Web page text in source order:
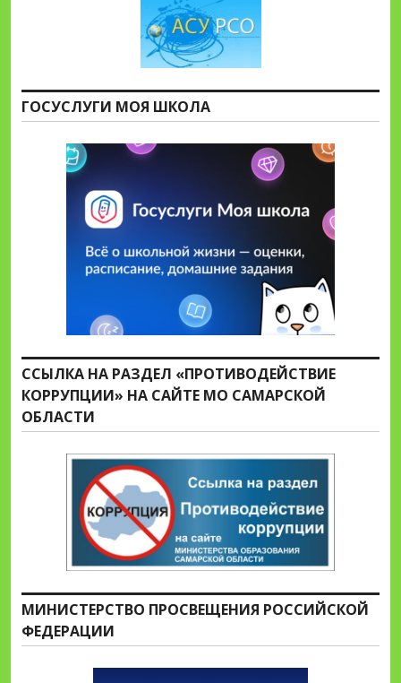
ГОСУСЛУГИ МОЯ ШКОЛА
ССЫЛКА НА РАЗДЕЛ «ПРОТИВОДЕЙСТВИЕ
КОРРУПЦИИ» НА САЙТЕ МО САМАРСКОЙ
ОБЛАСТИ
МИНИСТЕРСТВО ПРОСВЕЩЕНИЯ РОССИЙСКОЙ
ФЕДЕРАЦИИ